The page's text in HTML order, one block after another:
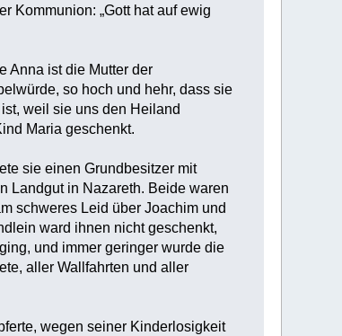
Kommunion: „Gott hat auf ewig
Anna ist die Mutter der
so hoch und hehr, dass sie
weil sie uns den Heiland
Maria geschenkt.
sie einen Grundbesitzer mit
Landgut in Nazareth. Beide waren
schweres Leid über Joachim und
ward ihnen nicht geschenkt,
und immer geringer wurde die
aller Wallfahrten und aller
wegen seiner Kinderlosigkeit